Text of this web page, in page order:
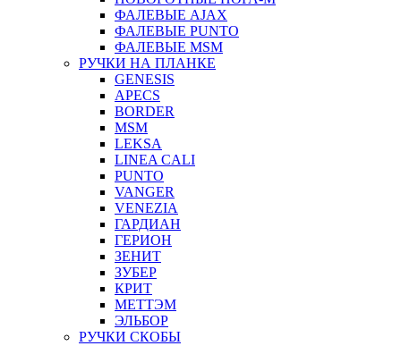
ФАЛЕВЫЕ AJAX
ФАЛЕВЫЕ PUNTO
ФАЛЕВЫЕ MSM
РУЧКИ НА ПЛАНКЕ
GENESIS
APECS
BORDER
MSM
LEKSA
LINEA CALI
PUNTO
VANGER
VENEZIA
ГАРДИАН
ГЕРИОН
ЗЕНИТ
ЗУБЕР
КРИТ
МЕТТЭМ
ЭЛЬБОР
РУЧКИ СКОБЫ